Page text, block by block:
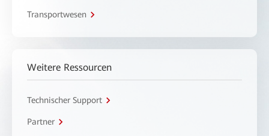
Transportwesen
Weitere Ressourcen
Technischer Support
Partner